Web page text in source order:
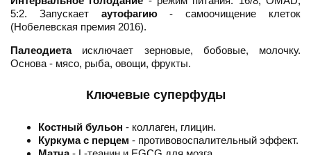
5:2. Запускает аутофагию- самоочищение клеток
(Нобелевская премия 2016).
Палеодиетаисключает зерновые, бобовые, молочку.
Основа - мясо, рыба, овощи, фрукты.
Ключевые суперфуды
Костный бульон - коллаген, глицин.
Куркума с перцем - противовоспалительный эффект.